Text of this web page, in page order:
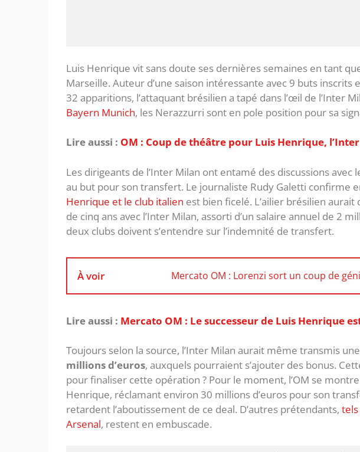
Luis Henrique vit sans doute ses dernières semaines en tant
Marseille. Auteur d’une saison intéressante avec 9 buts inscrits
32 apparitions, l’attaquant brésilien a tapé dans l’œil de l’Inter
Bayern Munich, les Nerazzurri sont en pole position pour sa
Lire aussi : OM : Coup de théâtre pour Luis Henrique,
Les dirigeants de l’Inter Milan ont entamé des discussions
au but pour son transfert. Le journaliste Rudy Galetti confirme
Henrique et le club italien est bien ficelé. L’ailier brésilien
de cinq ans avec l’Inter Milan, assorti d’un salaire annuel de 2
deux clubs doivent s’entendre sur l’indemnité de transfert.
À voir Mercato OM : Lorenzi sort un coup de
Lire aussi : Mercato OM : Le successeur de Luis Henrique
Toujours selon la source, l’Inter Milan aurait même transmis
millions d’euros, auxquels pourraient s’ajouter des bonus.
pour finaliser cette opération ? Pour le moment, l’OM se
Henrique, réclamant environ 30 millions d’euros pour son
retardent l’aboutissement de ce deal. D’autres prétendants,
Arsenal, restent en embuscade.